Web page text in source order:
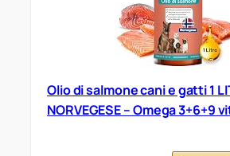
Olio di salmone cani e gatti 1
NORVEGESE – Omega 3+6+9